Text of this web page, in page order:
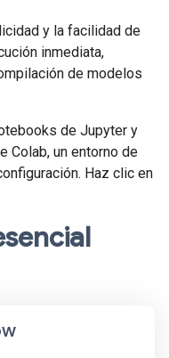
y la facilidad de
inmediata,
de modelos
de Jupyter y
Colab, un entorno de
Haz clic en